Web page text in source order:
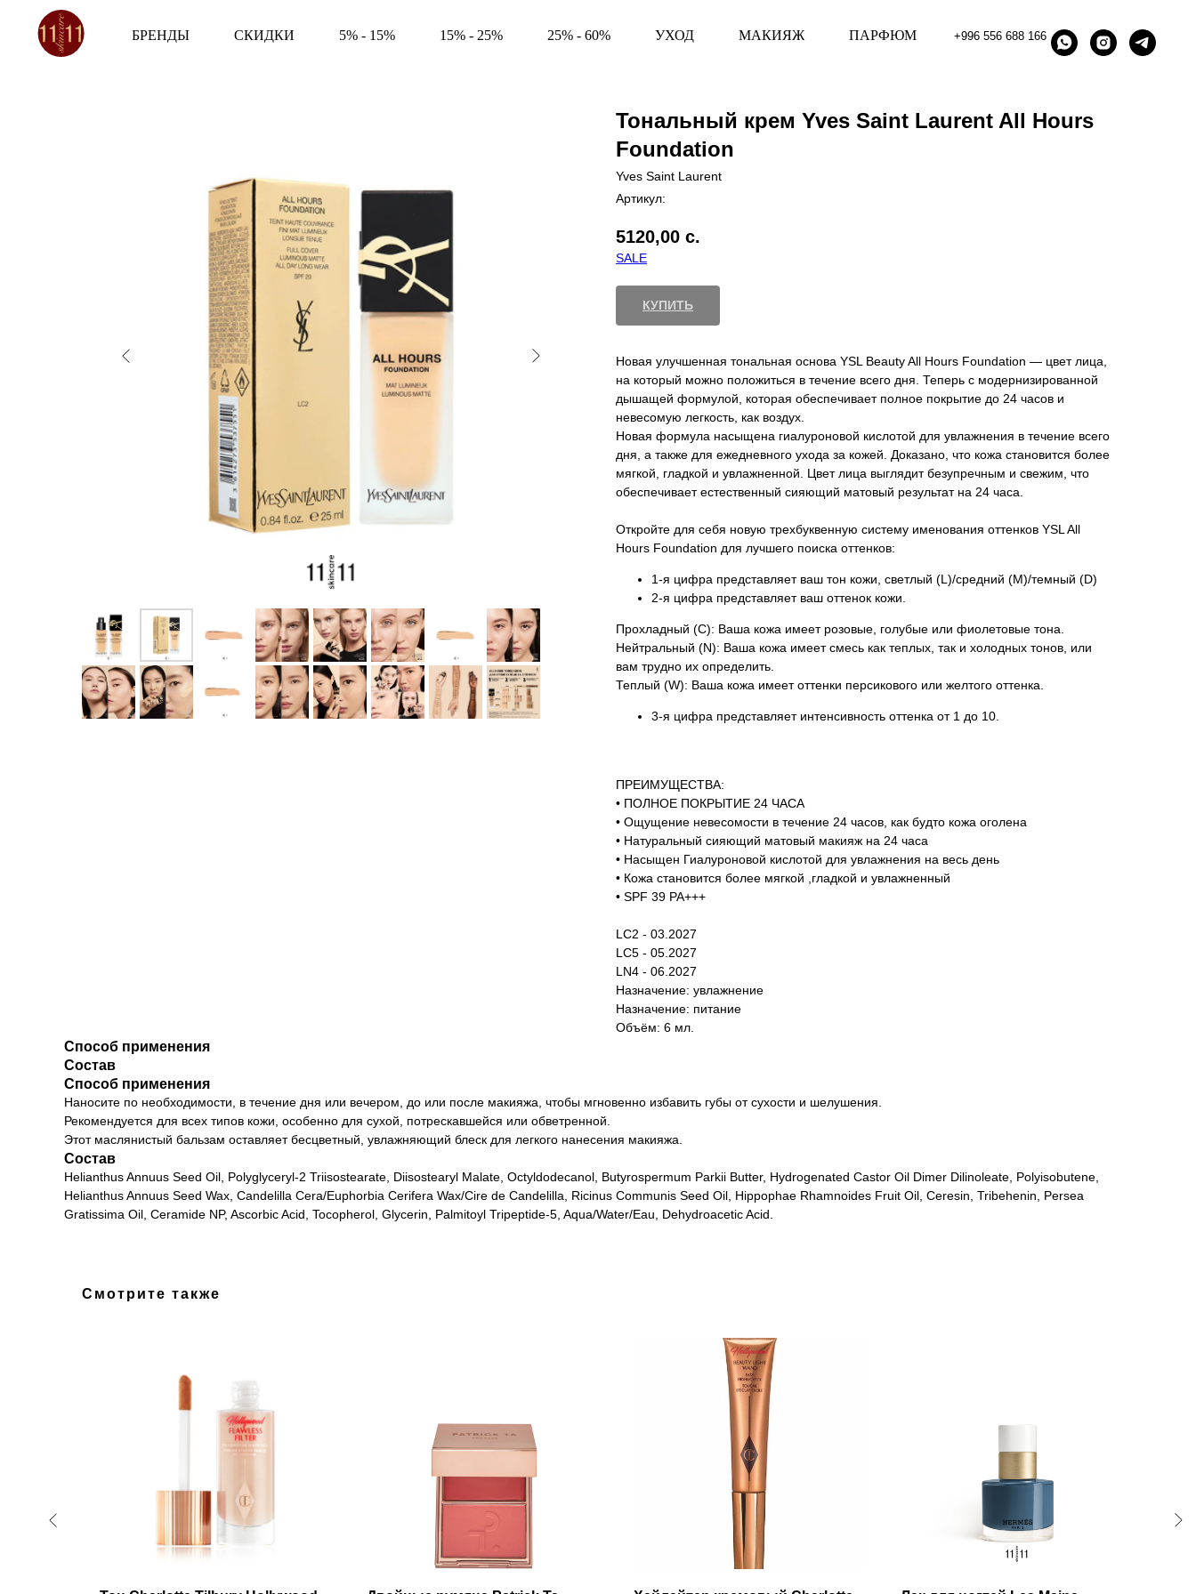
БРЕНДЫ СКИДКИ 5% - 15% 15% - 25% 25% - 60% УХОД МАКИЯЖ ПАРФЮМ +996 556 688 166
Тональный крем Yves Saint Laurent All Hours
Foundation
Yves Saint Laurent
Артикул:
5120,00 с.
SALE
КУПИТЬ
Новая улучшенная тональная основа YSL Beauty All Hours Foundation — цвет лица,
на который можно положиться в течение всего дня. Теперь с модернизированной
дышащей формулой, которая обеспечивает полное покрытие до 24 часов и
невесомую легкость, как воздух.
Новая формула насыщена гиалуроновой кислотой для увлажнения в течение всего
дня, а также для ежедневного ухода за кожей. Доказано, что кожа становится более
мягкой, гладкой и увлажненной. Цвет лица выглядит безупречным и свежим, что
обеспечивает естественный сияющий матовый результат на 24 часа.
Откройте для себя новую трехбуквенную систему именования оттенков YSL All
Hours Foundation для лучшего поиска оттенков:
1-я цифра представляет ваш тон кожи, светлый (L)/средний (M)/темный (D)
2-я цифра представляет ваш оттенок кожи.
Прохладный (C): Ваша кожа имеет розовые, голубые или фиолетовые тона.
Нейтральный (N): Ваша кожа имеет смесь как теплых, так и холодных тонов, или
вам трудно их определить.
Теплый (W): Ваша кожа имеет оттенки персикового или желтого оттенка.
3-я цифра представляет интенсивность оттенка от 1 до 10.
ПРЕИМУЩЕСТВА:
• ПОЛНОЕ ПОКРЫТИЕ 24 ЧАСА
• Ощущение невесомости в течение 24 часов, как будто кожа оголена
• Натуральный сияющий матовый макияж на 24 часа
• Насыщен Гиалуроновой кислотой для увлажнения на весь день
• Кожа становится более мягкой ,гладкой и увлажненный
• SPF 39 PA+++
LC2 - 03.2027
LC5 - 05.2027
LN4 - 06.2027
Назначение: увлажнение
Назначение: питание
Объём: 6 мл.
Способ применения
Состав
Способ применения
Наносите по необходимости, в течение дня или вечером, до или после макияжа, чтобы мгновенно избавить губы от сухости и шелушения.
Рекомендуется для всех типов кожи, особенно для сухой, потрескавшейся или обветренной.
Этот маслянистый бальзам оставляет бесцветный, увлажняющий блеск для легкого нанесения макияжа.
Состав
Helianthus Annuus Seed Oil, Polyglyceryl-2 Triisostearate, Diisostearyl Malate, Octyldodecanol, Butyrospermum Parkii Butter, Hydrogenated Castor Oil Dimer Dilinoleate, Polyisobutene,
Helianthus Annuus Seed Wax, Candelilla Cera/Euphorbia Cerifera Wax/Cire de Candelilla, Ricinus Communis Seed Oil, Hippophae Rhamnoides Fruit Oil, Ceresin, Tribehenin, Persea
Gratissima Oil, Ceramide NP, Ascorbic Acid, Tocopherol, Glycerin, Palmitoyl Tripeptide-5, Aqua/Water/Eau, Dehydroacetic Acid.
Смотрите также